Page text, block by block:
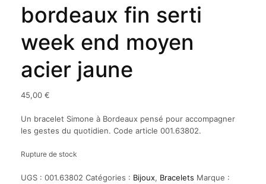
bordeaux fin serti
week end moyen
acier jaune
45,00 €
Un bracelet Simone à Bordeaux pensé pour accompagner
les gestes du quotidien. Code article 001.63802.
Rupture de stock
UGS : 001.63802 Catégories : Bijoux, Bracelets Marque :